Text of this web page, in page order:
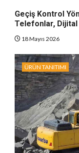
Geçiş Kontrol
Telefonlar, Dijital
18 Mayıs 2026
ÜRÜN TANITIMI